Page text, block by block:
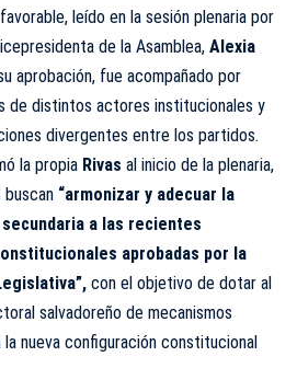
leído en la sesión plenaria por
de la Asamblea, Alexia
aprobación, fue acompañado por
de distintos actores institucionales y
divergentes entre los partidos.
la propia Rivas al inicio de la plenaria,
“armonizar y adecuar la
a las recientes
aprobadas por la
con el objetivo de dotar al
salvadoreño de mecanismos
nueva configuración constitucional